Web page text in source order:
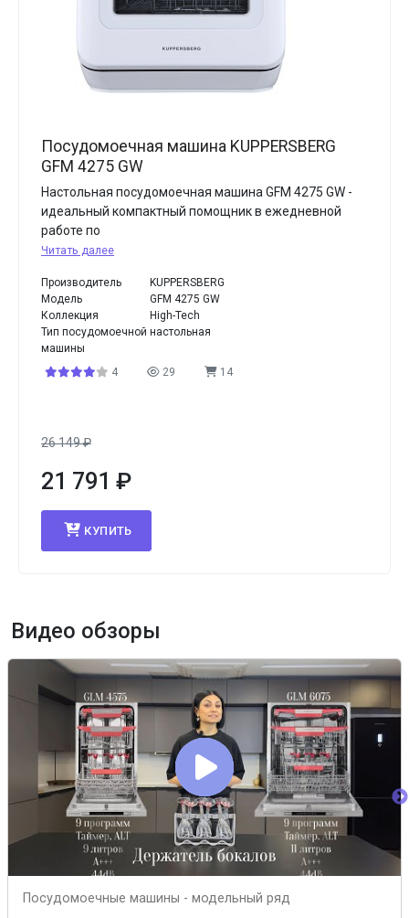
Посудомоечная машина KUPPERSBERG
GFM 4275 GW
Настольная посудомоечная машина GFM 4275 GW -
идеальный компактный помощник в ежедневной
работе по
Читать далее
Производитель
KUPPERSBERG
Модель
GFM 4275 GW
Коллекция
High-Tech
Тип посудомоечной
машины
настольная
4 29 14
26 149₽
21 791 ₽
КУПИТЬ
Видео обзоры
Посудомоечные машины - модельный ряд